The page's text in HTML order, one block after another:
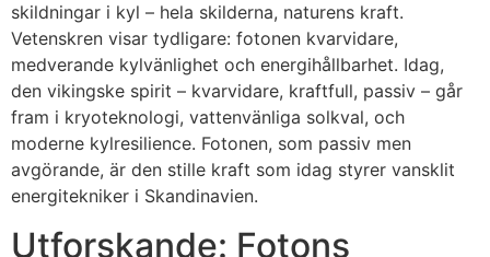
skildningar i kyl – hela skilderna, naturens kraft.
Vetenskren visar tydligare: fotonen kvarvidare,
medverande kylvänlighet och energihållbarhet. Idag,
den vikingske spirit – kvarvidare, kraftfull, passiv – går
fram i kryoteknologi, vattenvänliga solkval, och
moderne kylresilience. Fotonen, som passiv men
avgörande, är den stille kraft som idag styrer vansklit
energitekniker i Skandinavien.
Utforskande: Fotons